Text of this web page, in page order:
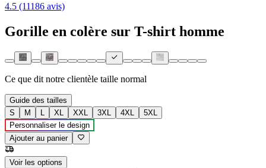
4.5 (11186 avis)
Gorille en colère sur T-shirt homme
Ce que dit notre clientèle taille normal
Guide des tailles
S
M L XL XXL 3XL 4XL
5XL
Personnaliser le design
Ajouter au panier
Voir les options